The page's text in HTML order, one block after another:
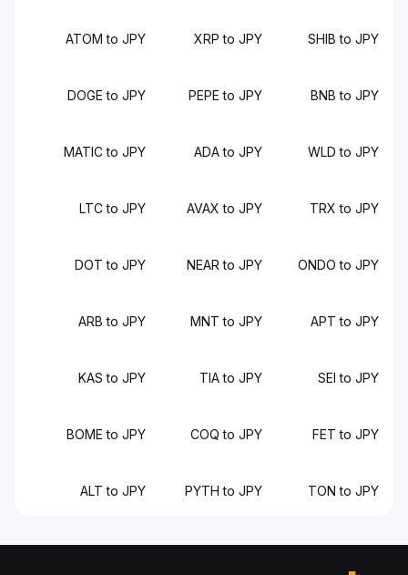
SHIB to JPY
XRP to JPY
ATOM to JPY
BNB to JPY
PEPE to JPY
DOGE to JPY
WLD to JPY
ADA to JPY
MATIC to JPY
TRX to JPY
AVAX to JPY
LTC to JPY
ONDO to JPY
NEAR to JPY
DOT to JPY
APT to JPY
MNT to JPY
ARB to JPY
SEI to JPY
TIA to JPY
KAS to JPY
FET to JPY
COQ to JPY
BOME to JPY
TON to JPY
PYTH to JPY
ALT to JPY